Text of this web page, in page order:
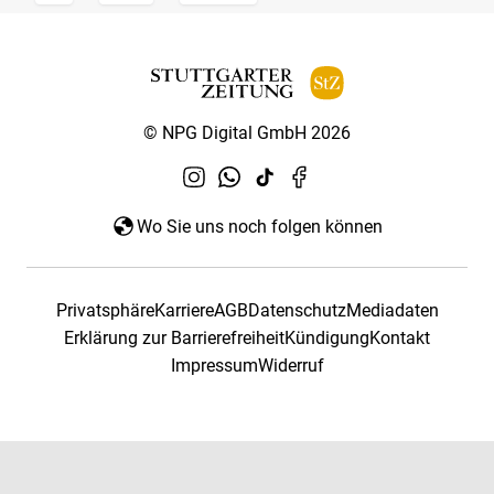
© NPG Digital GmbH 2026
Wo Sie uns noch folgen können
PrivatsphäreKarriereAGBDatenschutzMediadaten
Erklärung zur BarrierefreiheitKündigungKontakt
ImpressumWiderruf